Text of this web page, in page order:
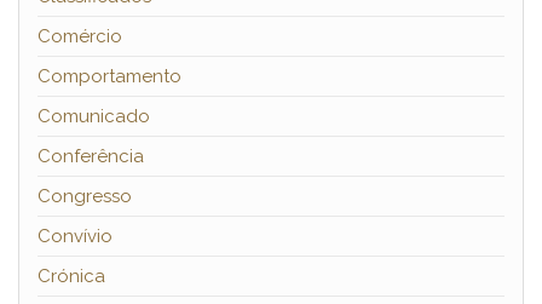
Comércio
Comportamento
Comunicado
Conferência
Congresso
Convívio
Crónica